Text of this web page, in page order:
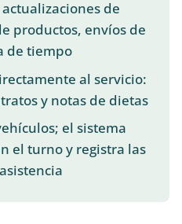
de
productos, envíos de
de tiempo
al servicio:
y notas de dietas
el sistema
el turno y registra las